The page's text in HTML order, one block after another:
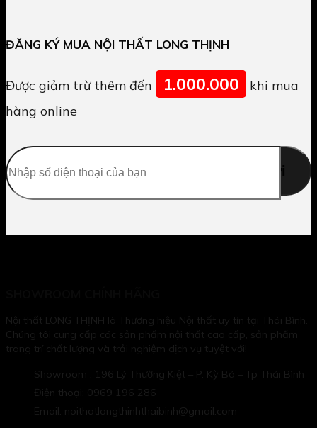
ĐĂNG KÝ MUA NỘI THẤT LONG THỊNH
Được giảm trừ thêm đến 1.000.000
khi mua
hàng online
Nội thất LONG THỊNH là Thương hiệu Nội thất uy tín tại Thái Bình.
Chúng tôi cung cấp các sản phẩm nội thất cao cấp, sản phẩm
trang trí chất lượng và trải nghiệm dịch vụ tuyệt với!
Showroom : 196 Lý Thường Kiệt – P. Kỳ Bá – Tp Thái Bình
Điện thoại: 0969 196 286
Email: noithatlongthinhthaibinh@gmail.com